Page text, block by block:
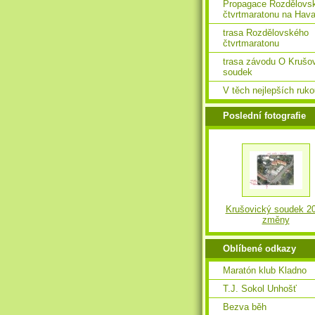
Propagace
čtvrtmaratonu na
trasa Rozdělovského
čtvrtmaratonu
trasa závodu O
soudek
V těch nejlepších
Poslední fotografie
Krušovický soudek
změny
Oblíbené odkazy
Maratón klub Kladno
T.J. Sokol Unhošť
Bezva běh